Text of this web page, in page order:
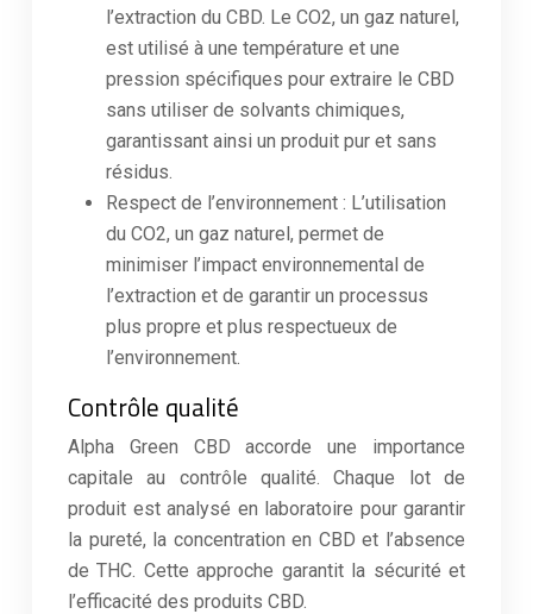
l’extraction du CBD. Le CO2, un gaz naturel,
est utilisé à une température et une
pression spécifiques pour extraire le CBD
sans utiliser de solvants chimiques,
garantissant ainsi un produit pur et sans
résidus.
Respect de l’environnement : L’utilisation
du CO2, un gaz naturel, permet de
minimiser l’impact environnemental de
l’extraction et de garantir un processus
plus propre et plus respectueux de
l’environnement.
Contrôle qualité
Alpha Green CBD accorde une importance
capitale au contrôle qualité. Chaque lot de
produit est analysé en laboratoire pour garantir
la pureté, la concentration en CBD et l’absence
de THC. Cette approche garantit la sécurité et
l’efficacité des produits CBD.